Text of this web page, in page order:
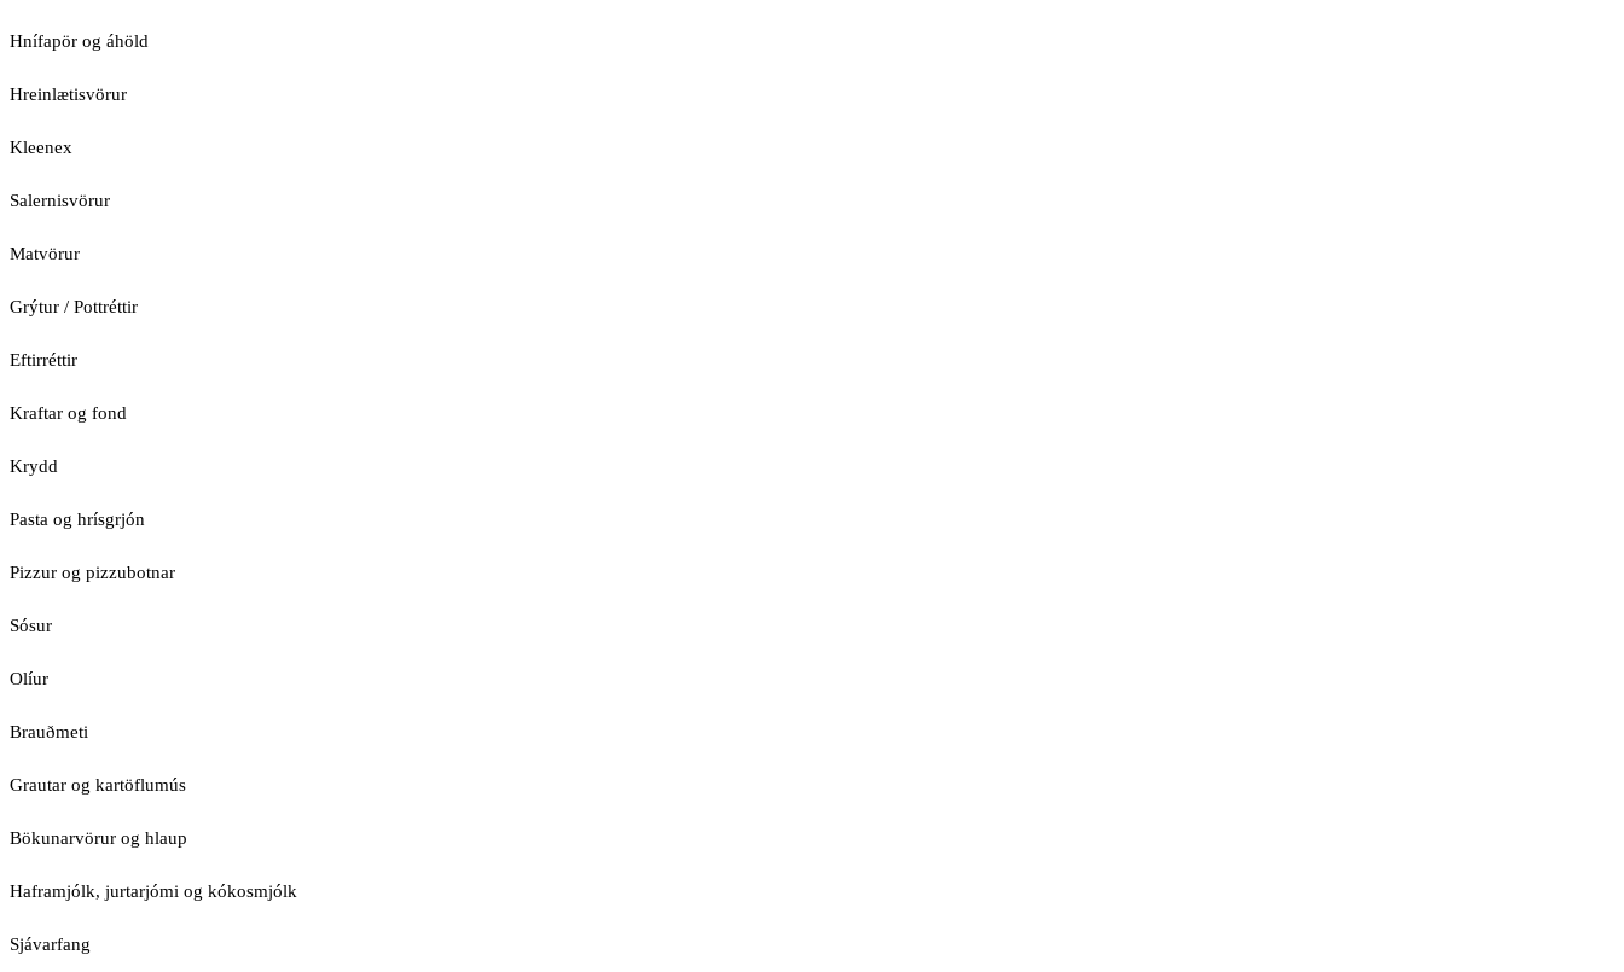
Hnífapör og áhöld
Hreinlætisvörur
Kleenex
Salernisvörur
Matvörur
Grýtur / Pottréttir
Eftirréttir
Kraftar og fond
Krydd
Pasta og hrísgrjón
Pizzur og pizzubotnar
Sósur
Olíur
Brauðmeti
Grautar og kartöflumús
Bökunarvörur og hlaup
Haframjólk, jurtarjómi og kókosmjólk
Sjávarfang